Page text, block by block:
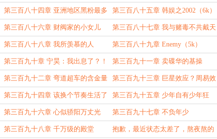
怎么？
第三百八十四章 亚洲地区黑粉最多
的国家
第三百八十五章 韩娱之2002（6k）
第三百八十六章 财阀家的小女儿
（1）
第三百八十七章 我与赌毒不共戴天
第三百八十八章 我所羡慕的人 第三百八十九章 Enemy（5k）
第三百九十章 宁昊：我出息了？！
（4k）
第三百九十一章 卖碟华的基操
第三百九十二章 弯道超车的含金量 第三百九十三章 巨星效应？周易效
应！
第三百九十四章 该换个节奏生活了
（5k）
第三百九十五章 少年自有少年狂
第三百九十六章 心似骄阳万丈光 第三百九十七章 不负年少
第三百九十八章 千万级的殿堂 抱歉，最近状态太差了，熬夜熬的